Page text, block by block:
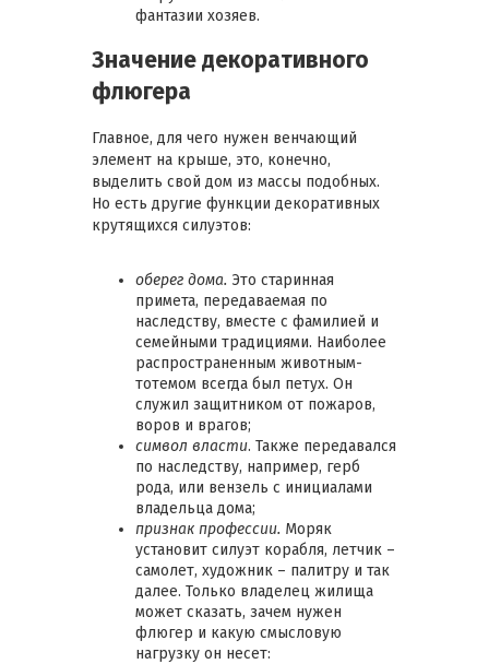
фантазии хозяев.
Значение декоративного
флюгера
Главное, для чего нужен венчающий
элемент на крыше, это, конечно,
выделить свой дом из массы подобных.
Но есть другие функции декоративных
крутящихся силуэтов:
оберег дома. Это старинная
примета, передаваемая по
наследству, вместе с фамилией и
семейными традициями. Наиболее
распространенным животным-
тотемом всегда был петух. Он
служил защитником от пожаров,
воров и врагов;
символ власти. Также передавался
по наследству, например, герб
рода, или вензель с инициалами
владельца дома;
признак профессии. Моряк
установит силуэт корабля, летчик –
самолет, художник – палитру и так
далее. Только владелец жилища
может сказать, зачем нужен
флюгер и какую смысловую
нагрузку он несет: